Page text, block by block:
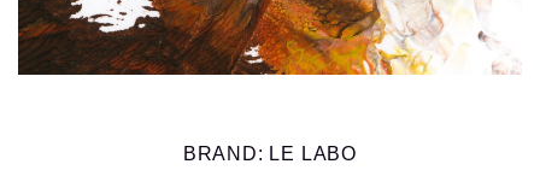
BRAND: LE LABO